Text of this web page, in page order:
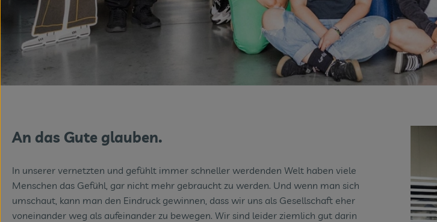
An das Gute glauben.
In unserer vernetzten und gefühlt immer schneller werdenden Welt haben viele
Menschen das Gefühl, gar nicht mehr gebraucht zu werden. Und wenn man sich
umschaut, kann man den Eindruck gewinnen, dass wir uns als Gesellschaft eher
voneinander weg als aufeinander zu bewegen. Wir sind leider ziemlich gut darin